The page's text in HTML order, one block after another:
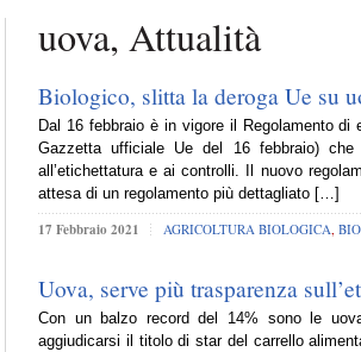
uova, Attualità
Biologico, slitta la deroga Ue su
Dal 16 febbraio è in vigore il Regolamento
Gazzetta ufficiale Ue del 16 febbraio) che
all’etichettatura e ai controlli. Il nuovo
attesa di un regolamento più dettagliato […]
17 Febbraio 2021 AGRICOLTURA BIOLOGICA
Uova, serve più trasparenza
Con un balzo record del 14% sono le
aggiudicarsi il titolo di star del carrello